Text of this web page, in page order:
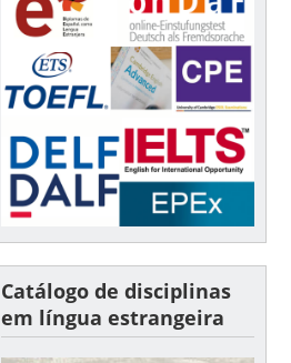
Catálogo de disciplinas
em língua estrangeira